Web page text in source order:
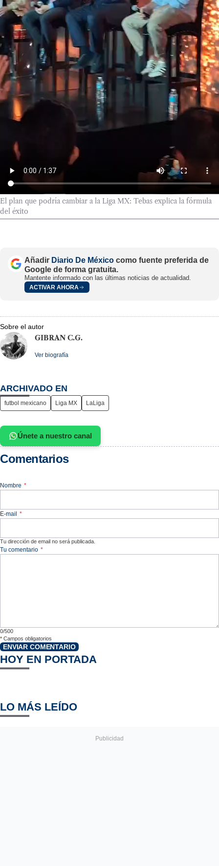
El plan que podría cambiar a la Liga MX: Tebas explica la fórmula
del éxito
Añadir Diario De México como fuente preferida de
Google de forma gratuita.
Mantente informado con las últimas noticias de actualidad.
ACTIVAR AHORA
Sobre el autor
GIBRAN C.G.
Ver biografía
ARCHIVADO EN
futbol mexicano Liga MX LaLiga
Únete a nuestro canal
Comentarios
Nombre *
E-mail *
Tu dirección de email no será publicada.
Tu comentario *
0/500
* Campos obligatorios
ENVIAR COMENTARIO
HOY EN PORTADA
LO MÁS LEÍDO